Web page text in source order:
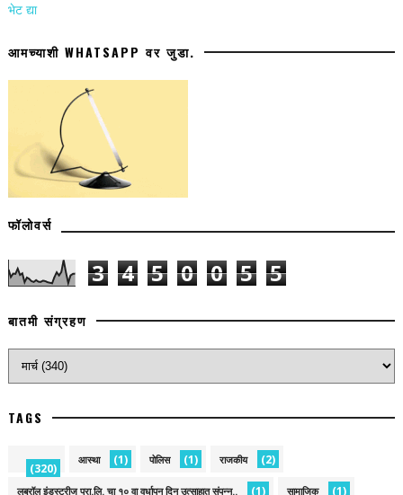
भेट द्या
आमच्याशी WHATSAPP वर जुडा.
फॉलोवर्स
3 4 5 0 0 5 5
बातमी संग्रहण
TAGS
(320)
आस्था (1) पोलिस (1) राजकीय (2)
लुब्रॉल इंडस्ट्रीज प्रा.लि. चा १० वा वर्धापन दिन उत्साहात संपन्न.. (1) सामाजिक (1)